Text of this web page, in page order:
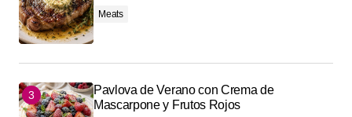
Meats
Pavlova de Verano con Crema de
Mascarpone y Frutos Rojos